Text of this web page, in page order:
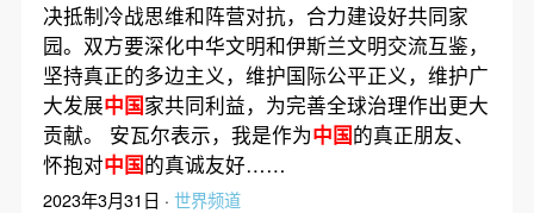
决抵制冷战思维和阵营对抗，合力建设好共同家
园。双方要深化中华文明和伊斯兰文明交流互鉴，
坚持真正的多边主义，维护国际公平正义，维护广
大发展中国家共同利益，为完善全球治理作出更大
贡献。 安瓦尔表示，我是作为中国的真正朋友、
怀抱对中国的真诚友好……
2023年3月31日 · 世界频道